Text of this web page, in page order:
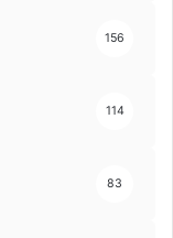
156
114
83